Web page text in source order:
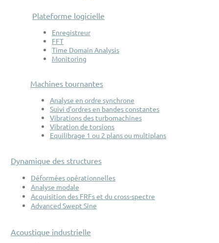
Plateforme logicielle
Enregistreur
FFT
Time Domain Analysis
Monitoring
Machines tournantes
Analyse en ordre synchrone
Suivi d'ordres en bandes constantes
Vibrations des turbomachines
Vibration de torsions
Equilibrage 1 ou 2 plans ou multiplans
Dynamique des structures
Déformées opérationnelles
Analyse modale
Acquisition des FRFs et du cross-spectre
Advanced Swept Sine
Acoustique industrielle